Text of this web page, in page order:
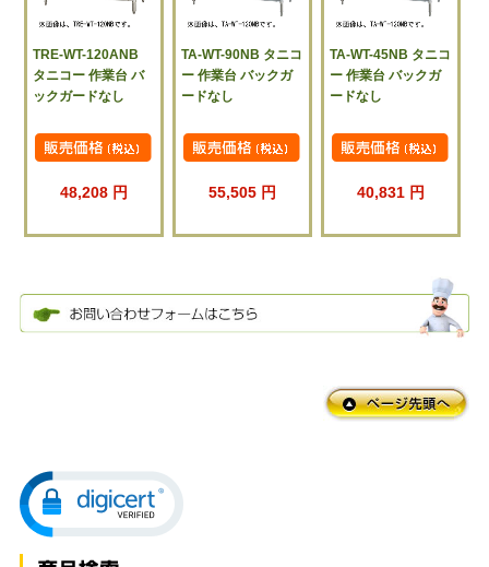
TRE-WT-120ANB
タニコー 作業台 バ
ックガードなし
48,208 円
TA-WT-90NB タニコ
ー 作業台 バックガ
ードなし
55,505 円
TA-WT-45NB タニコ
ー 作業台 バックガ
ードなし
40,831 円